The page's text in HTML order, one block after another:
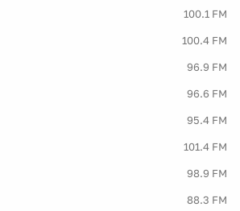
100.1 FM
100.4 FM
96.9 FM
96.6 FM
95.4 FM
101.4 FM
98.9 FM
88.3 FM